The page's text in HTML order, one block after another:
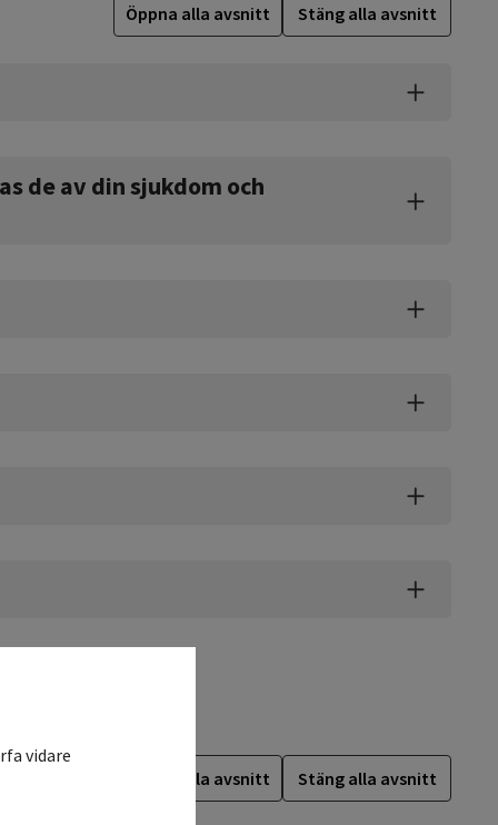
Öppna alla avsnitt Stäng alla avsnitt
de av din sjukdom och
Öppna alla avsnitt Stäng alla avsnitt
vidare